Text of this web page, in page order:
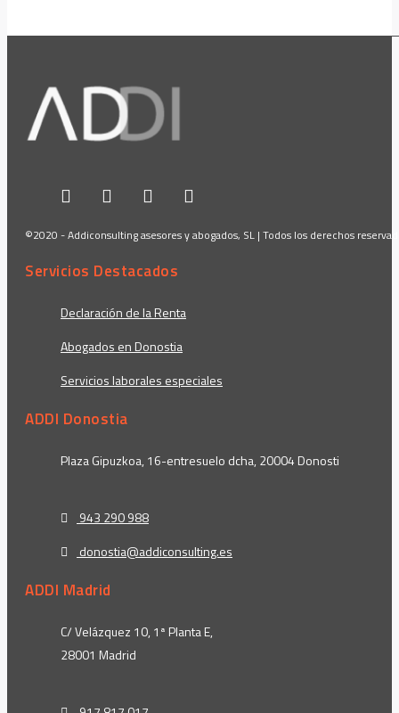
©2020 - Addiconsulting asesores y abogados, SL | Todos los derechos
Servicios Destacados
Declaración de la Renta
Abogados en Donostia
Servicios laborales especiales
ADDI Donostia
Plaza Gipuzkoa, 16-entresuelo dcha, 20004 Donosti
943 290 988
donostia@addiconsulting.es
ADDI Madrid
C/ Velázquez 10, 1ª Planta E,
28001 Madrid